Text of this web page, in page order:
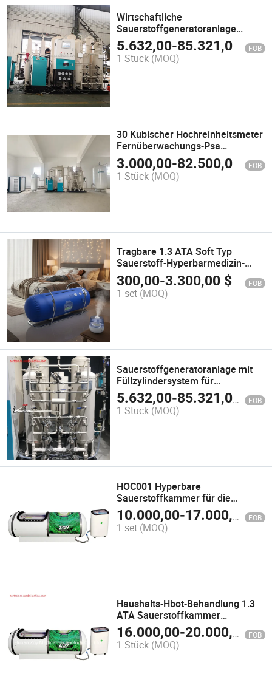
Wirtschaftliche
Sauerstoffgeneratoranlage
ölfreier Sauerstoffkompressor
Hochreine Gasausrüstung
5.632,00-85.321,00 $FOB
1 Stück (MOQ)
30 Kubischer Hochreinheitsmeter
Fernüberwachungs-Psa
Sauerstoffgenerator für das
Krankenhaus
3.000,00-82.500,00 $FOB
1 Stück (MOQ)
Tragbare 1.3 ATA Soft Typ
Sauerstoff-Hyperbarmedizin-
Kammer für Hyperbare Therapie
300,00-3.300,00 $ FOB
1 set (MOQ)
Sauerstoffgeneratoranlage mit
Füllzylindersystem für
medizinische Verwendung
5.632,00-85.321,00 $FOB
1 Stück (MOQ)
HOC001 Hyperbare
Sauerstoffkammer für die
Gesundheitsversorgung
10.000,00-17.000,00 $
FOB
1 set (MOQ)
Haushalts-Hbot-Behandlung 1.3
ATA Sauerstoffkammer
Gesundheitsausrüstung für
Gesundheit
16.000,00-20.000,00 $
FOB
1 Stück (MOQ)